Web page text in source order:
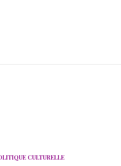
CULTURELLE